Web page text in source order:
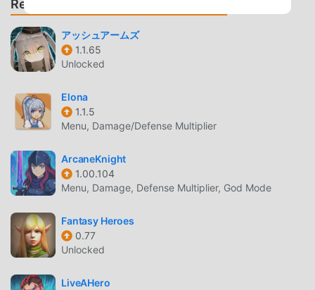
SOCIAL SYSTEMJoin Mystic Orders (Guilds) and
find your perfect match with our Bond System—celebrate
grand weddings, unlock exclusive couple skills, and
explore the realm with your soulmate.⚡ EASY
hero shouldn't fall behind. With our Smart-Auto system,
you can handle daily tasks and resource gathering
stakes PvP and strategic customization.Are you ready to
write your own chapter in the Echoes of Eternity?
[Download NOW and claim your Exclusive Newcomer Gift
Game/
ECHOES OF ETERNITY INTRODUCCIÓN
Echoes of Eternity Como un juego de rpg muy popular
Recomendar Juegos y Aplicaciones
アッシュアームズ
1.1.65
Unlocked
Elona
1.1.5
Menu, Damage/Defense Multiplier
ArcaneKnight
1.00.104
Menu, Damage, Defense Multiplier, God Mode
Fantasy Heroes
0.77
Unlocked
LiveAHero